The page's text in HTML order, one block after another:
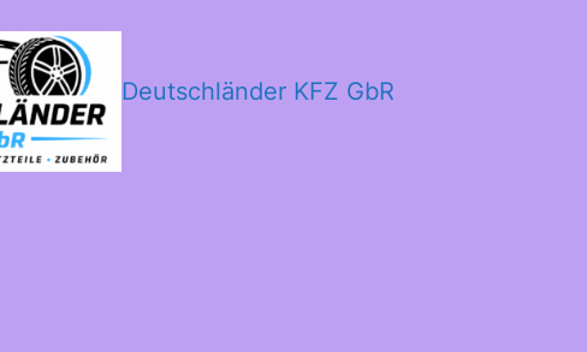
Deutschländer KFZ GbR